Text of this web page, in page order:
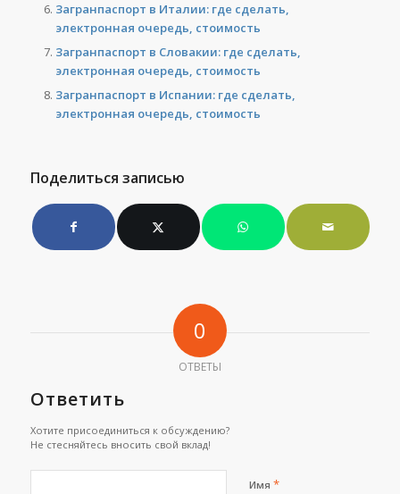
Загранпаспорт в Италии: где сделать,
электронная очередь, стоимость
Загранпаспорт в Словакии: где сделать,
электронная очередь, стоимость
Загранпаспорт в Испании: где сделать,
электронная очередь, стоимость
Поделиться записью
0
ОТВЕТЫ
Ответить
Хотите присоединиться к обсуждению?
Не стесняйтесь вносить свой вклад!
Имя *